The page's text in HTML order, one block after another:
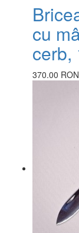
cu
cerb,
370.00 RON